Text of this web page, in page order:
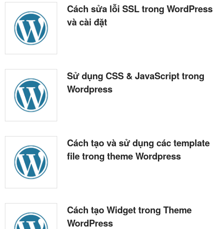
Cách sửa lỗi SSL trong WordPress
và cài đặt
Sử dụng CSS & JavaScript trong
Wordpress
Cách tạo và sử dụng các template
file trong theme Wordpress
Cách tạo Widget trong Theme
WordPress